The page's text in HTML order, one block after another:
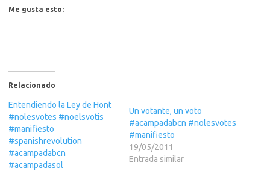
Me gusta esto:
Relacionado
Entendiendo la Ley de Hont
#nolesvotes #noelsvotis
#manifiesto
#spanishrevolution
#acampadabcn
#acampadasol
Un votante, un voto
#acampadabcn #nolesvotes
#manifiesto
19/05/2011
Entrada similar